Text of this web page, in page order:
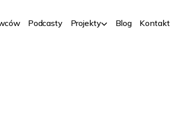
Podcasty Projekty Blog Kontakt